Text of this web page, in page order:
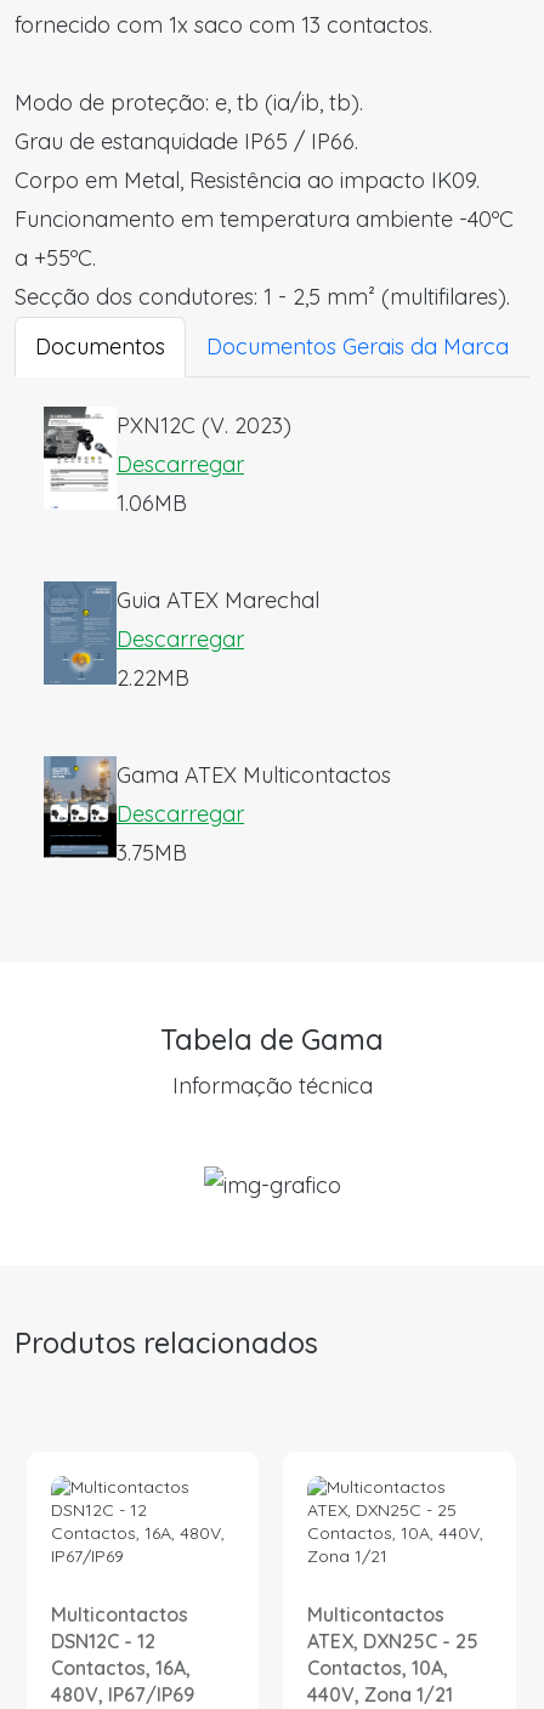
fornecido com 1x saco com 13 contactos.
Modo de proteção: e, tb (ia/ib, tb).
Grau de estanquidade IP65 / IP66.
Corpo em Metal, Resistência ao impacto IK09.
Funcionamento em temperatura ambiente -40ºC
a +55ºC.
Secção dos condutores: 1 - 2,5 mm² (multifilares).
Documentos
Documentos Gerais da Marca
PXN12C (V. 2023)
Descarregar
1.06MB
Guia ATEX Marechal
Descarregar
2.22MB
Gama ATEX Multicontactos
Descarregar
3.75MB
Tabela de Gama
Informação técnica
Produtos relacionados
Multicontactos
DSN12C - 12
Contactos, 16A,
480V, IP67/IP69
Multicontactos
ATEX, DXN25C - 25
Contactos, 10A,
440V, Zona 1/21